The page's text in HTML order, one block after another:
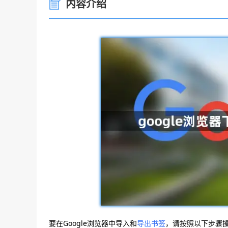
内容介绍
要在Google浏览器中导入和导出书签，请按照以下步骤